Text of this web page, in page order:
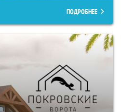
ПОДРОБНЕЕ